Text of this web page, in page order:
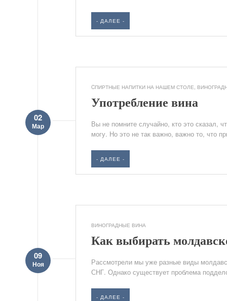
- ДАЛЕЕ -
CПИРТНЫЕ НАПИТКИ НА НАШЕМ СТОЛЕ
Употребление вина
02
Мар
Вы не помните случайно, кто это сказал,
могу. Но это не так важно, важно то, что
- ДАЛЕЕ -
ВИНОГРАДНЫЕ ВИНА
Как выбирать
09
Ноя
Рассмотрели мы уже разные виды
СНГ. Однако существует проблема
- ДАЛЕЕ -